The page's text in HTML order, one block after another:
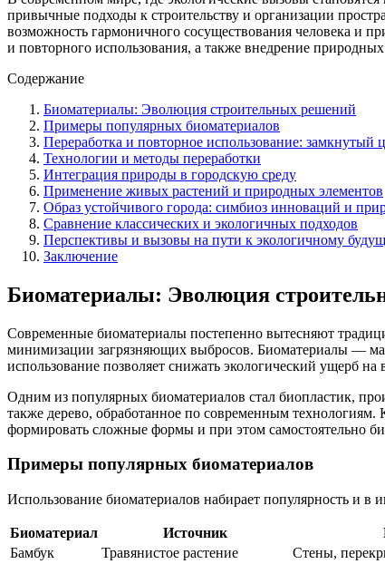
привычные подходы к строительству и организации
возможность гармоничного сосуществования человека и
и повторного использования, а также внедрение
Содержание
Биоматериалы: Эволюция строительных решений
Примеры популярных биоматериалов
Переработка и повторное использование: замкнутый
Технологии и методы переработки
Интеграция природы в городскую среду
Применение живых растений и природных элементов
Образ устойчивого города: симбиоз инноваций и
Сравнение классических и экологичных подходов
Перспективы и вызовы на пути к экологичному
Заключение
Биоматериалы: Эволюция
Современные биоматериалы постепенно вытесняют
минимизации загрязняющих выбросов. Биоматериалы —
использование позволяет снижать экологический ущерб на
Одним из популярных биоматериалов стал биопластик,
также дерево, обработанное по современным
формировать сложные формы и при этом самостоятельно
Примеры популярных биоматериалов
Использование биоматериалов набирает популярность и в
Биоматериал Источник
Бамбук
Травянистое растение Стены,